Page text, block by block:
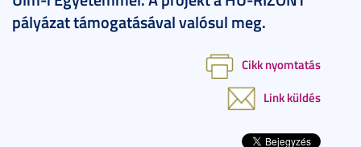
pályázat támogatásával valósul meg.
Cikk nyomtatás
Link küldés